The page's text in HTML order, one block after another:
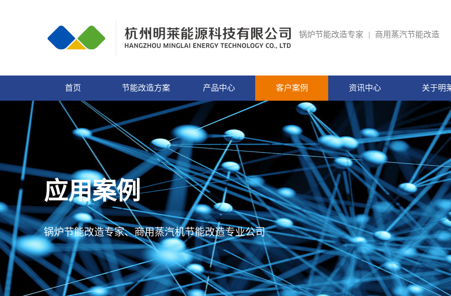
锅炉节能改造专家 | 商用蒸汽节能改造
首页 节能改造方案 产品中心 客户案例 资讯中心 关于明
应用案例
锅炉节能改造专家、商用蒸汽机节能改造专业公司